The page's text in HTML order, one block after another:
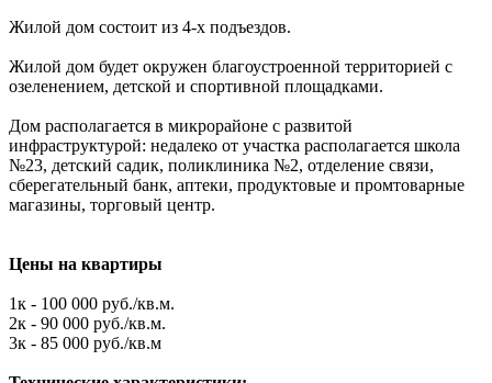
Жилой дом состоит из 4-х подъездов.
Жилой дом будет окружен благоустроенной территорией с
озеленением, детской и спортивной площадками.
Дом располагается в микрорайоне с развитой
инфраструктурой: недалеко от участка располагается школа
№23, детский садик, поликлиника №2, отделение связи,
сберегательный банк, аптеки, продуктовые и промтоварные
магазины, торговый центр.
Цены на квартиры
1к - 100 000 руб./кв.м.
2к - 90 000 руб./кв.м.
3к - 85 000 руб./кв.м